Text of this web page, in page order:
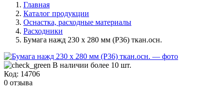
Главная
Каталог продукции
Оснастка, расходные материалы
Расходники
Бумага нажд 230 х 280 мм (Р36) ткан.осн.
В наличии более 10 шт.
Код: 14706
0 отзыва